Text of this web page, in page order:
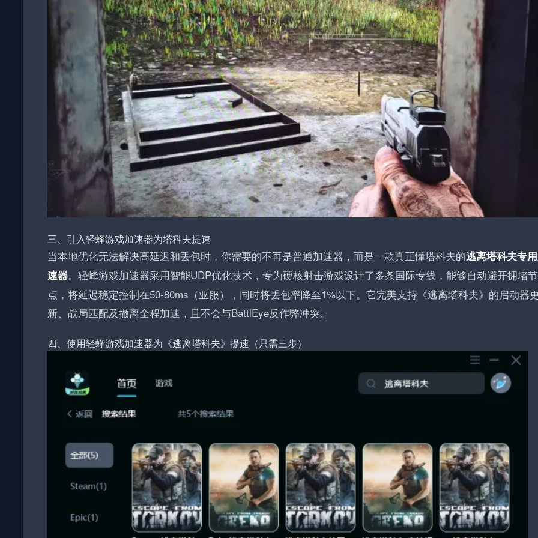
三、引入轻蜂游戏加速器为塔科夫提速
当本地优化无法解决高延迟和丢包时，你需要的不再是普通加速器，而是一款真正懂塔科夫的逃离塔科夫专
速器。轻蜂游戏加速器采用智能UDP优化技术，专为硬核射击游戏设计了多条国际专线，能够自动避开拥堵节
点，将延迟稳定控制在50-80ms（亚服），同时将丢包率降至1%以下。它完美支持《逃离塔科夫》的启动器
新、战局匹配及撤离全程加速，且不会与BattlEye反作弊冲突。
四、使用轻蜂游戏加速器为《逃离塔科夫》提速（只需三步）